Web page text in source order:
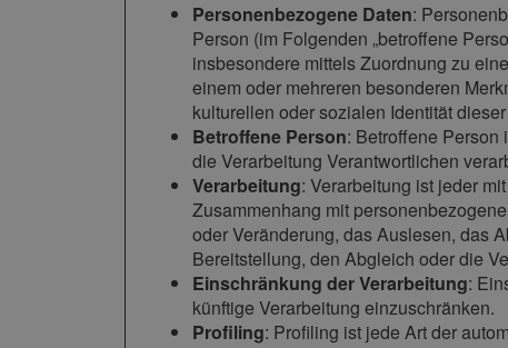
Personenbezogene Daten:
Person (im Folgenden „betroffene
insbesondere mittels Zuordnung zu
einem oder mehreren besonderen
kulturellen oder sozialen Identität
Betroffene Person: Betroffene
die Verarbeitung Verantwortlichen
Verarbeitung: Verarbeitung ist jeder
Zusammenhang mit
oder Veränderung, das Auslesen, das
Bereitstellung, den Abgleich oder die
Einschränkung der Verarbeitung:
künftige Verarbeitung einzuschränken.
Profiling: Profiling ist jede Art der